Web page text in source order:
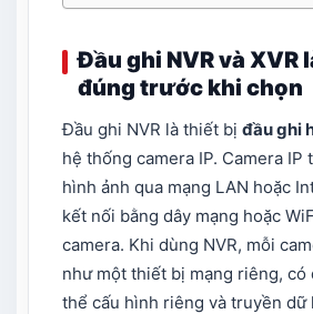
Đầu ghi NVR và XVR
đúng trước khi chọn
Đầu ghi NVR là thiết bị đầu ghi
hệ thống camera IP. Camera IP
hình ảnh qua mạng LAN hoặc
kết nối bằng dây mạng hoặc
camera. Khi dùng NVR, mỗi
như một thiết bị mạng riêng, có
thể cấu hình riêng và truyền dữ